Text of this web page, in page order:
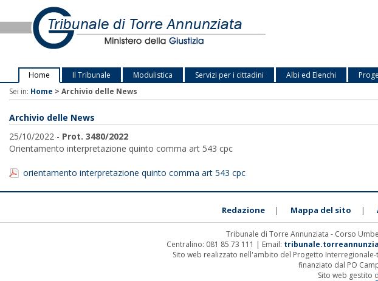
Home Il Tribunale Modulistica Servizi per i cittadini Albi ed Elenchi
Sei in: Home > Archivio delle News
Archivio delle News
25/10/2022 - Prot. 3480/2022
Orientamento interpretazione quinto comma art 543 cpc
orientamento interpretazione quinto comma art 543 cpc
Redazione | Mappa del sito |
Tribunale di Torre Annunziata - Corso
Centralino: 081 85 73 111 | Email:
Sito web realizzato nell'ambito del Progetto
finanziato dal PO
Sito web gestito